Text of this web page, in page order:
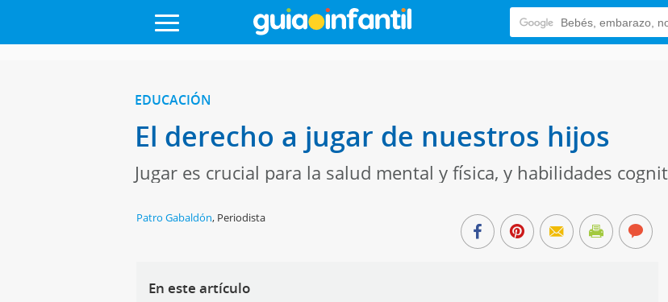
EDUCACIÓN
El derecho a jugar de nuestros hijos
Jugar es crucial para la salud mental y física, y habilidades
Patro Gabaldón, Periodista
En este artículo